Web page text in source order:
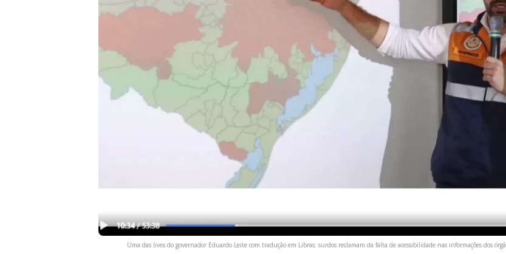
Uma das lives do governador Eduardo Leite com tradução em Libras: surdos reclamam da falta de acessibilidade nas informações dos